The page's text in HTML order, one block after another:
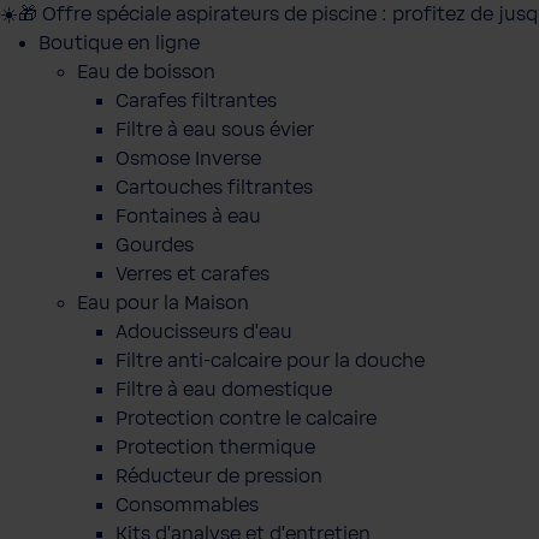
☀️🎁 Offre spéciale aspirateurs de piscine : profitez de
Boutique en ligne
Eau de boisson
Carafes filtrantes
Filtre à eau sous évier
Osmose Inverse
Cartouches filtrantes
Fontaines à eau
Gourdes
Verres et carafes
Eau pour la Maison
Adoucisseurs d'eau
Filtre anti-calcaire pour la douche
Filtre à eau domestique
Protection contre le calcaire
Protection thermique
Réducteur de pression
Consommables
Kits d'analyse et d'entretien